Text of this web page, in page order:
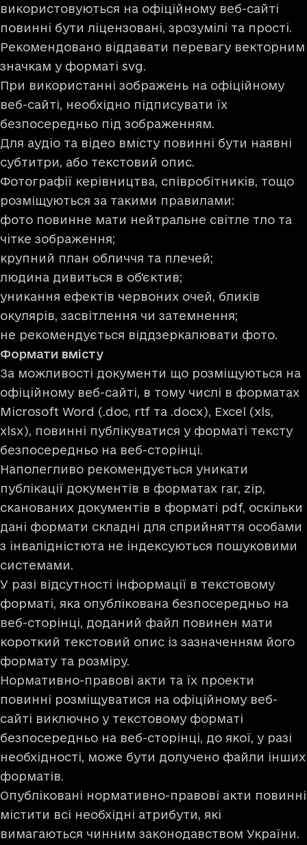
використовуються на офіційному веб-сайті
повинні бути ліцензовані, зрозумілі та прості.
Рекомендовано віддавати перевагу векторним
значкам у форматі svg.
При використанні зображень на офіційному
веб-сайті, необхідно підписувати їх
безпосередньо під зображенням.
Для аудіо та відео вмісту повинні бути наявні
субтитри, або текстовий опис.
Фотографії керівництва, співробітників, тощо
розміщуються за такими правилами:
фото повинне мати нейтральне світле тло та
чітке зображення;
крупний план обличчя та плечей;
людина дивиться в об'єктив;
уникання ефектів червоних очей, бликів
окулярів, засвітлення чи затемнення;
не рекомендується віддзеркалювати фото.
Формати вмісту
За можливості документи що розміщуються на
офіційному веб-сайті, в тому числі в форматах
Microsoft Word (.doc, rtf та .docx), Excel (xls,
xlsx), повинні публікуватися у форматі тексту
безпосередньо на веб-сторінці.
Наполегливо рекомендується уникати
публікації документів в форматах rar, zip,
сканованих документів в форматі pdf, оскільки
дані формати складні для сприйняття особами
з інвалідністюта не індексуються пошуковими
системами.
У разі відсутності інформації в текстовому
форматі, яка опублікована безпосередньо на
веб-сторінці, доданий файл повинен мати
короткий текстовий опис із зазначенням його
формату та розміру.
Нормативно-правові акти та їх проекти
повинні розміщуватися на офіційному веб-
сайті виключно у текстовому форматі
безпосередньо на веб-сторінці, до якої, у разі
необхідності, може бути долучено файли інших
форматів.
Опубліковані нормативно-правові акти повинні
містити всі необхідні атрибути, які
вимагаються чинним законодавством України.